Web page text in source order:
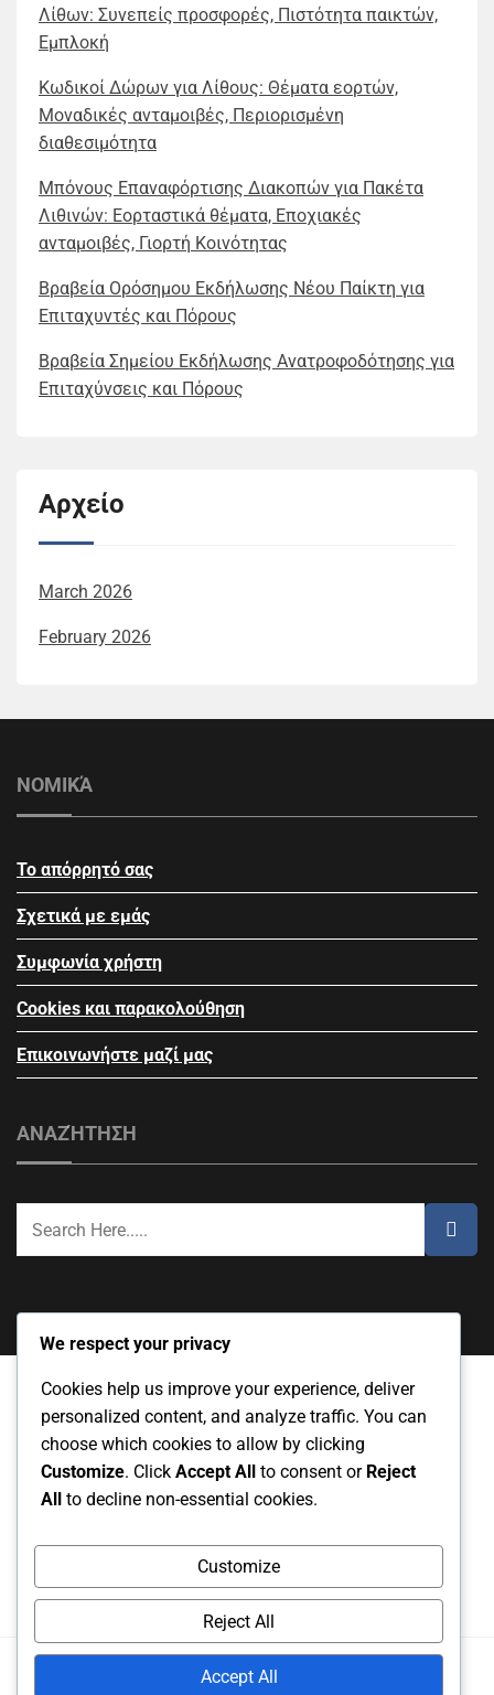
Λίθων: Συνεπείς προσφορές, Πιστότητα παικτών,
Εμπλοκή
Κωδικοί Δώρων για Λίθους: Θέματα εορτών,
Μοναδικές ανταμοιβές, Περιορισμένη
διαθεσιμότητα
Μπόνους Επαναφόρτισης Διακοπών για Πακέτα
Λιθινών: Εορταστικά θέματα, Εποχιακές
ανταμοιβές, Γιορτή Κοινότητας
Βραβεία Ορόσημου Εκδήλωσης Νέου Παίκτη για
Επιταχυντές και Πόρους
Βραβεία Σημείου Εκδήλωσης Ανατροφοδότησης για
Επιταχύνσεις και Πόρους
Αρχείο
March 2026
February 2026
ΝΟΜΙΚΆ
Το απόρρητό σας
Σχετικά με εμάς
Συμφωνία χρήστη
Cookies και παρακολούθηση
Επικοινωνήστε μαζί μας
ΑΝΑΖΉΤΗΣΗ
Το απόρρητό σας Σχετικά με εμάς
Cookies και παρακολούθηση
2025. All rights reserved.
We respect your privacy
Cookies help us improve your experience, deliver
personalized content, and analyze traffic. You can
choose which cookies to allow by clicking
Customize. Click Accept All to consent or Reject
All to decline non-essential cookies.
Customize
Reject All
Accept All